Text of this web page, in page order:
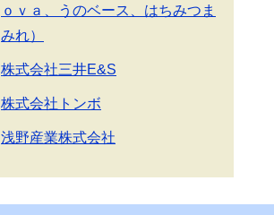
ｏｖａ、うのベース、はちみつま
みれ）
株式会社三井E&S
株式会社トンボ
浅野産業株式会社